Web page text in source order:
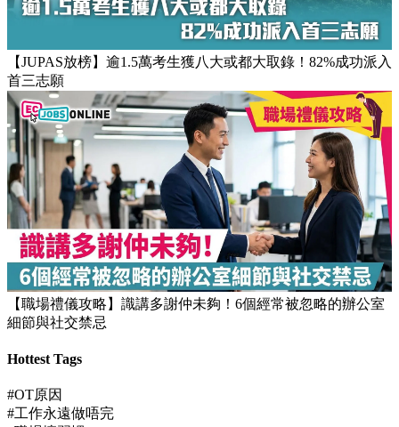
【團隊管理攻略】怎樣的上司練成怎樣的下屬！3大關鍵建立
【JUPAS放榜】逾1.5萬考生獲八大或都大取錄！82%成功派入
首三志願